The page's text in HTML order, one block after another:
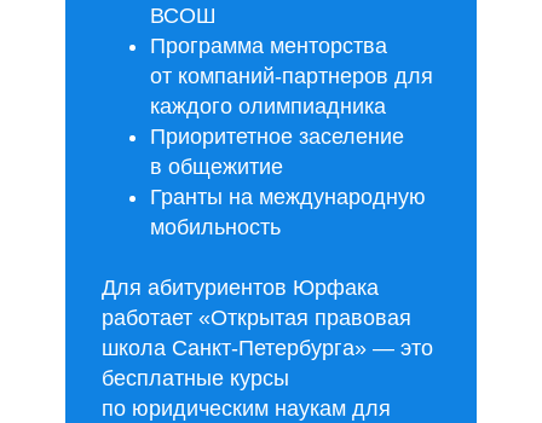
ВСОШ
Программа менторства
от компаний-партнеров для
каждого олимпиадника
Приоритетное заселение
в общежитие
Гранты на международную
мобильность
Для абитуриентов Юрфака
работает «Открытая правовая
школа Санкт-Петербурга» — это
бесплатные курсы
по юридическим наукам для